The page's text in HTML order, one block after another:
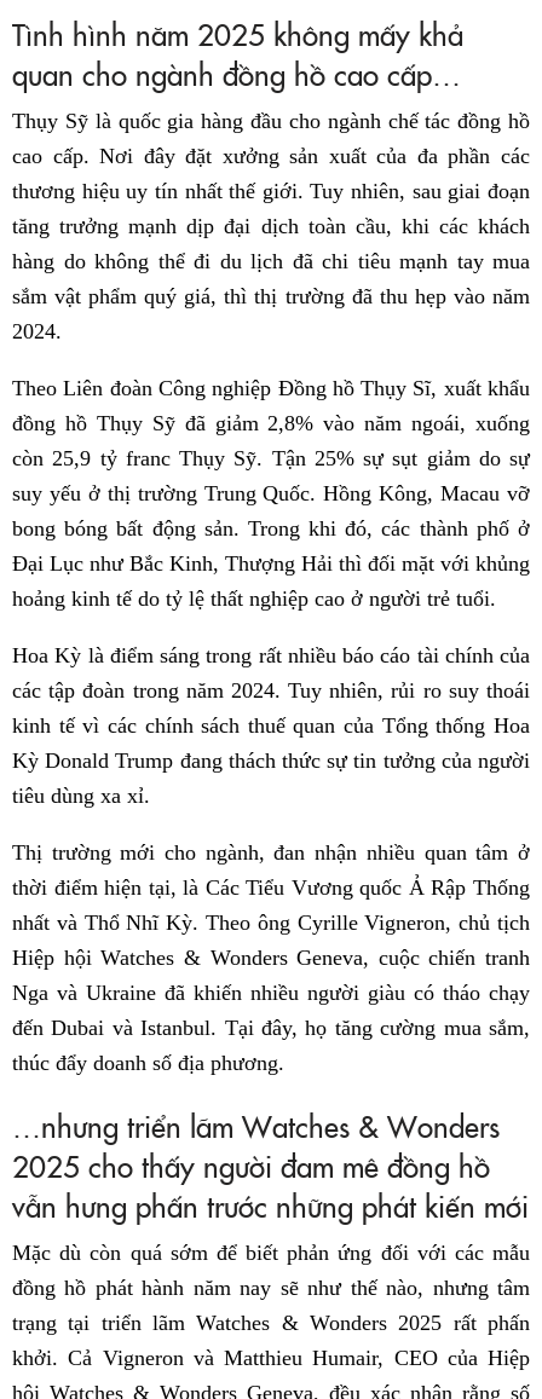
Tình hình năm 2025 không mấy khả
quan cho ngành đồng hồ cao cấp…
Thụy Sỹ là quốc gia hàng đầu cho ngành chế tác đồng hồ
cao cấp. Nơi đây đặt xưởng sản xuất của đa phần các
thương hiệu uy tín nhất thế giới. Tuy nhiên, sau giai đoạn
tăng trưởng mạnh dịp đại dịch toàn cầu, khi các khách
hàng do không thể đi du lịch đã chi tiêu mạnh tay mua
sắm vật phẩm quý giá, thì thị trường đã thu hẹp vào năm
2024.
Theo Liên đoàn Công nghiệp Đồng hồ Thụy Sĩ, xuất khẩu
đồng hồ Thụy Sỹ đã giảm 2,8% vào năm ngoái, xuống
còn 25,9 tỷ franc Thụy Sỹ. Tận 25% sự sụt giảm do sự
suy yếu ở thị trường Trung Quốc. Hồng Kông, Macau vỡ
bong bóng bất động sản. Trong khi đó, các thành phố ở
Đại Lục như Bắc Kinh, Thượng Hải thì đối mặt với khủng
hoảng kinh tế do tỷ lệ thất nghiệp cao ở người trẻ tuổi.
Hoa Kỳ là điểm sáng trong rất nhiều báo cáo tài chính của
các tập đoàn trong năm 2024. Tuy nhiên, rủi ro suy thoái
kinh tế vì các chính sách thuế quan của Tổng thống Hoa
Kỳ Donald Trump đang thách thức sự tin tưởng của người
tiêu dùng xa xỉ.
Thị trường mới cho ngành, đan nhận nhiều quan tâm ở
thời điểm hiện tại, là Các Tiểu Vương quốc Ả Rập Thống
nhất và Thổ Nhĩ Kỳ. Theo ông Cyrille Vigneron, chủ tịch
Hiệp hội Watches & Wonders Geneva, cuộc chiến tranh
Nga và Ukraine đã khiến nhiều người giàu có tháo chạy
đến Dubai và Istanbul. Tại đây, họ tăng cường mua sắm,
thúc đẩy doanh số địa phương.
…nhưng triển lãm Watches & Wonders
2025 cho thấy người đam mê đồng hồ
vẫn hưng phấn trước những phát kiến mới
Mặc dù còn quá sớm để biết phản ứng đối với các mẫu
đồng hồ phát hành năm nay sẽ như thế nào, nhưng tâm
trạng tại triển lãm Watches & Wonders 2025 rất phấn
khởi. Cả Vigneron và Matthieu Humair, CEO của Hiệp
hội Watches & Wonders Geneva, đều xác nhận rằng số